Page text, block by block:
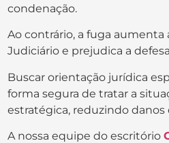
condenação.
Ao contrário, a fuga aumenta
Judiciário e prejudica a
Buscar orientação jurídica
forma segura de tratar a
estratégica, reduzindo
A nossa equipe do escritório